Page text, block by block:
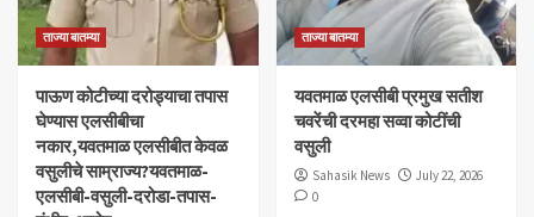
ताज्या बातम्या
पाऊण कोटीच्या दरोड्याचा तपास
घेण्यास एलसीबीचा
नकार,यवतमाळ एलसीबीत केवळ
वसुलीचे साम्राज्य?यवतमाळ-
एलसीबी-वसुली-दरोडा-तपास-
ताज्या बातम्या
यवतमाळ एलसीबी प्रमुख सतीश
चवरेंची दरमहा सव्वा कोटींची
वसुली
Sahasik News
July 22, 2026
0